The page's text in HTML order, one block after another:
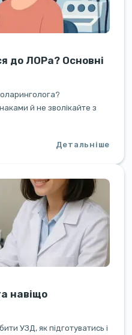
до ЛОРа? Основні
й не зволікайте з
Детальніше
навіщо
УЗД, як підготуватись і